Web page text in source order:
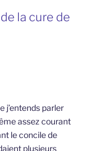
la cure de
j’entends parler
assez courant
le concile de
plusieurs